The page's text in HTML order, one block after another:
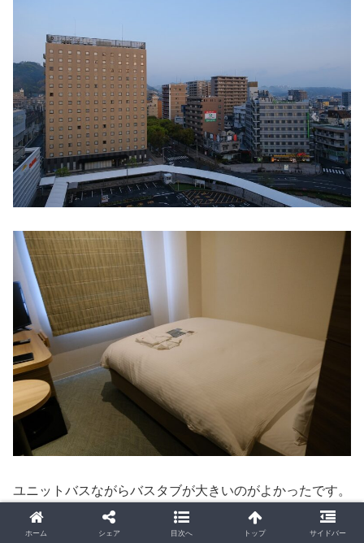
ユニットバスながらバスタブが大きいのがよかったです。
ホーム シェア 目次へ トップ サイドバー